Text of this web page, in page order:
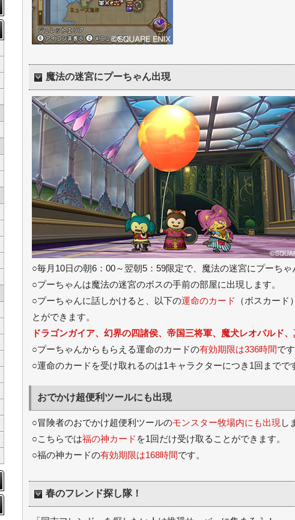
魔法の迷宮にプーちゃん出現
○毎月10日の朝6：00～翌朝5：59限定で、魔法の迷宮にプーち
○プーちゃんは魔法の迷宮のボスの手前の部屋に出現します。
○プーちゃんに話しかけると、以下の運命のカード
（ボスカー
とができます。
ドラゴンガイア、幻界の四諸侯、帝国三将軍、魔犬レオパルド
○プーちゃんからもらえる運命のカードの有効期限は336時間で
○運命のカードを受け取れるのは1キャラクターにつき1回までで
おでかけ超便利ツールにも出現
○冒険者のおでかけ超便利ツールのモンスター牧場内にも出現 し
○こちらでは福の神カード を1回だけ受け取ることができます。
○福の神カードの有効期限は168時間です。
春のフレンド探し隊！